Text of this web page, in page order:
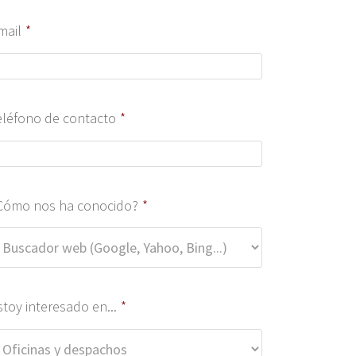
*
de contacto *
nos ha conocido? *
interesado en... *